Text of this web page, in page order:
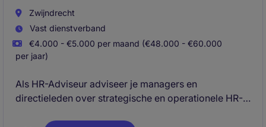
Zwijndrecht
Vast dienstverband
€4.000 - €5.000 per maand (€48.000 - €60.000
per jaar)
Als HR-Adviseur adviseer je managers en
directieleden over strategische en operationele HR-